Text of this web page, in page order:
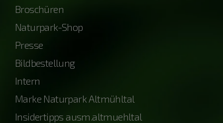
Broschüren
Naturpark-Shop
Presse
Bildbestellung
Intern
Marke Naturpark Altmühltal
Insidertipps ausm.altmuehltal